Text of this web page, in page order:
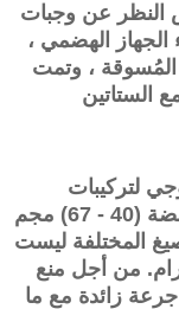
النظر عن وجبات
الجهاز الهضمي ،
المُسوقة ، وتمت
الستاتين
لتركيبات
الفينوفيبرات إلى تركيبات بجرعات منخفضة (40 - 67) مجم
- 200 مجم). الصيغ المختلفة ليست
من أجل منع
جرعة زائدة مع ما